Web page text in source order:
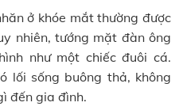
ở khóe mắt thường được
nhiên, tướng mặt đàn ông
như một chiếc đuôi cá.
lối sống buông thả, không
đến gia đình.